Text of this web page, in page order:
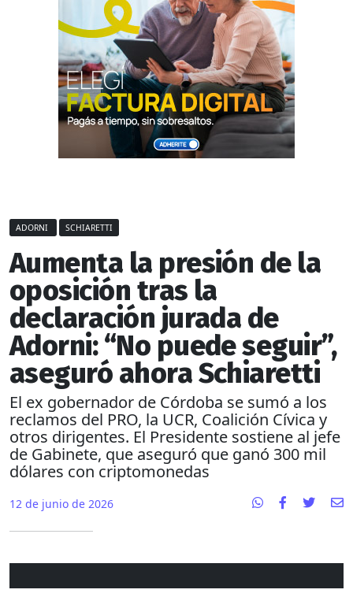
ADORNI SCHIARETTI
Aumenta la presión de la
oposición tras la
declaración jurada de
Adorni: “No puede seguir”,
aseguró ahora Schiaretti
El ex gobernador de Córdoba se sumó a los
reclamos del PRO, la UCR, Coalición Cívica y
otros dirigentes. El Presidente sostiene al jefe
de Gabinete, que aseguró que ganó 300 mil
dólares con criptomonedas
12 de junio de 2026